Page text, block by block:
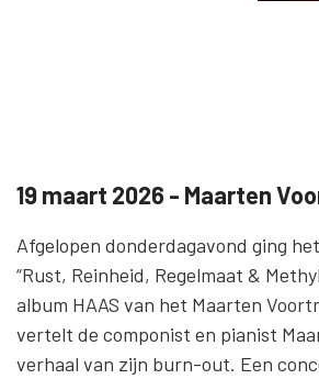
19 maart 2026 - Maarten
Afgelopen donderdagavond ging
“Rust, Reinheid, Regelmaat &
album HAAS van het Maarten
vertelt de componist en pianist
verhaal van zijn burn-out. Een